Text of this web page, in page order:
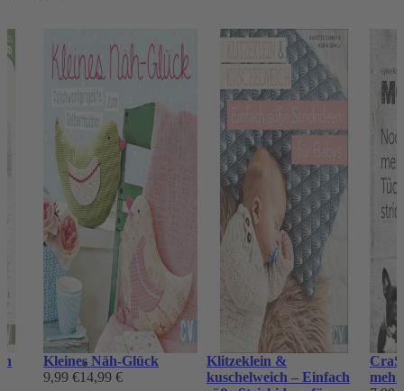
Kleines Näh-Glück
14,99 €
*
9,99 €
Klitzeklein &
kuschelweich – Einfach